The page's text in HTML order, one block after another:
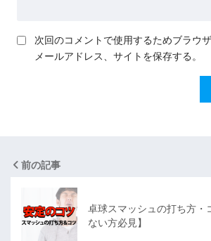
次回のコメントで使用するためブラウ
メールアドレス、サイトを保存する。
前の記事
卓球スマッシュの打ち方・
ない方必見】